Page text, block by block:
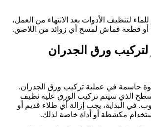
لتنظيف الأدوات بعد الانتهاء من العمل،
أو قطعة قماش لمسح أي زوائد من اللاصق.
لتركيب ورق الجدران
حاسمة في عملية تركيب ورق الجدران.
الذي سيتم تركيب الورق عليه نظيف
في البداية، يجب إزالة أي طلاء قديم أو
مكشطة أو أداة خاصة لذلك.